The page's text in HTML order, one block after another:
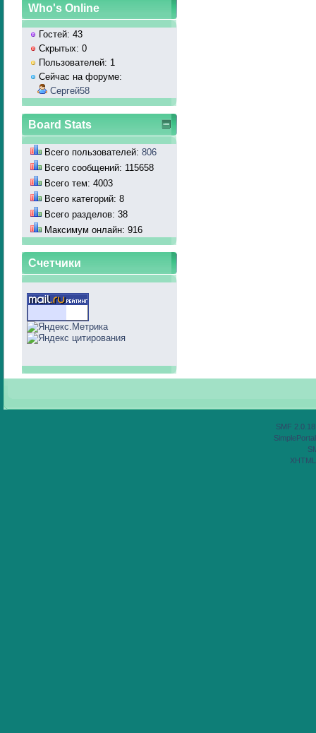
Who's Online
Гостей: 43
Скрытых: 0
Пользователей: 1
Сейчас на форуме:
Сергей58
Board Stats
Всего пользователей: 806
Всего сообщений: 115658
Всего тем: 4003
Всего категорий: 8
Всего разделов: 38
Максимум онлайн: 916
Счетчики
SMF 2.0.18
XHTML